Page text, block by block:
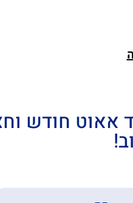
אאוט חודש